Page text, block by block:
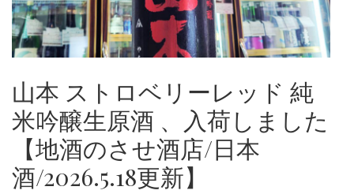
山本 ストロベリーレッド 純
米吟醸生原酒 、入荷しました
【地酒のさせ酒店/日本
酒/2026.5.18更新】